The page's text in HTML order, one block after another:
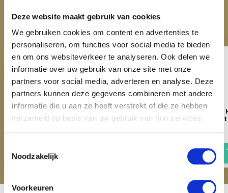
Deze website maakt gebruik van cookies
We gebruiken cookies om content en advertenties te
personaliseren, om functies voor social media te bieden
en om ons websiteverkeer te analyseren. Ook delen we
informatie over uw gebruik van onze site met onze
partners voor social media, adverteren en analyse. Deze
partners kunnen deze gegevens combineren met andere
informatie die u aan ze heeft verstrekt of die ze hebben
verzameld op basis van uw gebruik van hun services.
Noodzakelijk
Voorkeuren
Maak je aankoop compleet
Imperial Riding Hobby Horse
Free Spirit - Wit
Imperial Riding Hobby
Free Spirit - Zwart